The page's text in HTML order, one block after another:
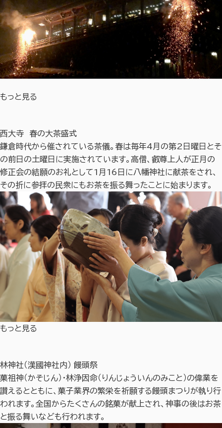
もっと見る
西大寺 春の大茶盛式
鎌倉時代から催されている茶儀。春は毎年4月の第2日曜日とそ
の前日の土曜日に実施されています。高僧、叡尊上人が正月の
修正会の結願のお礼として1月16日に八幡神社に献茶をされ、
その折に参拝の民衆にもお茶を振る舞ったことに始まります。
もっと見る
林神社（漢國神社内） 饅頭祭
菓祖神（かそじん）・林浄因命（りんじょういんのみこと）の偉業を
讃えるとともに、菓子業界の繁栄を祈願する饅頭まつりが執り行
われます。全国からたくさんの銘菓が献上され、神事の後はお茶
と振る舞いなども行われます。